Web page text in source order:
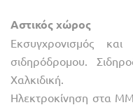
Αστικός χώρος
Εκσυγχρονισμός
σιδηρόδρομου.
Χαλκιδική.
Ηλεκτροκίνηση στα